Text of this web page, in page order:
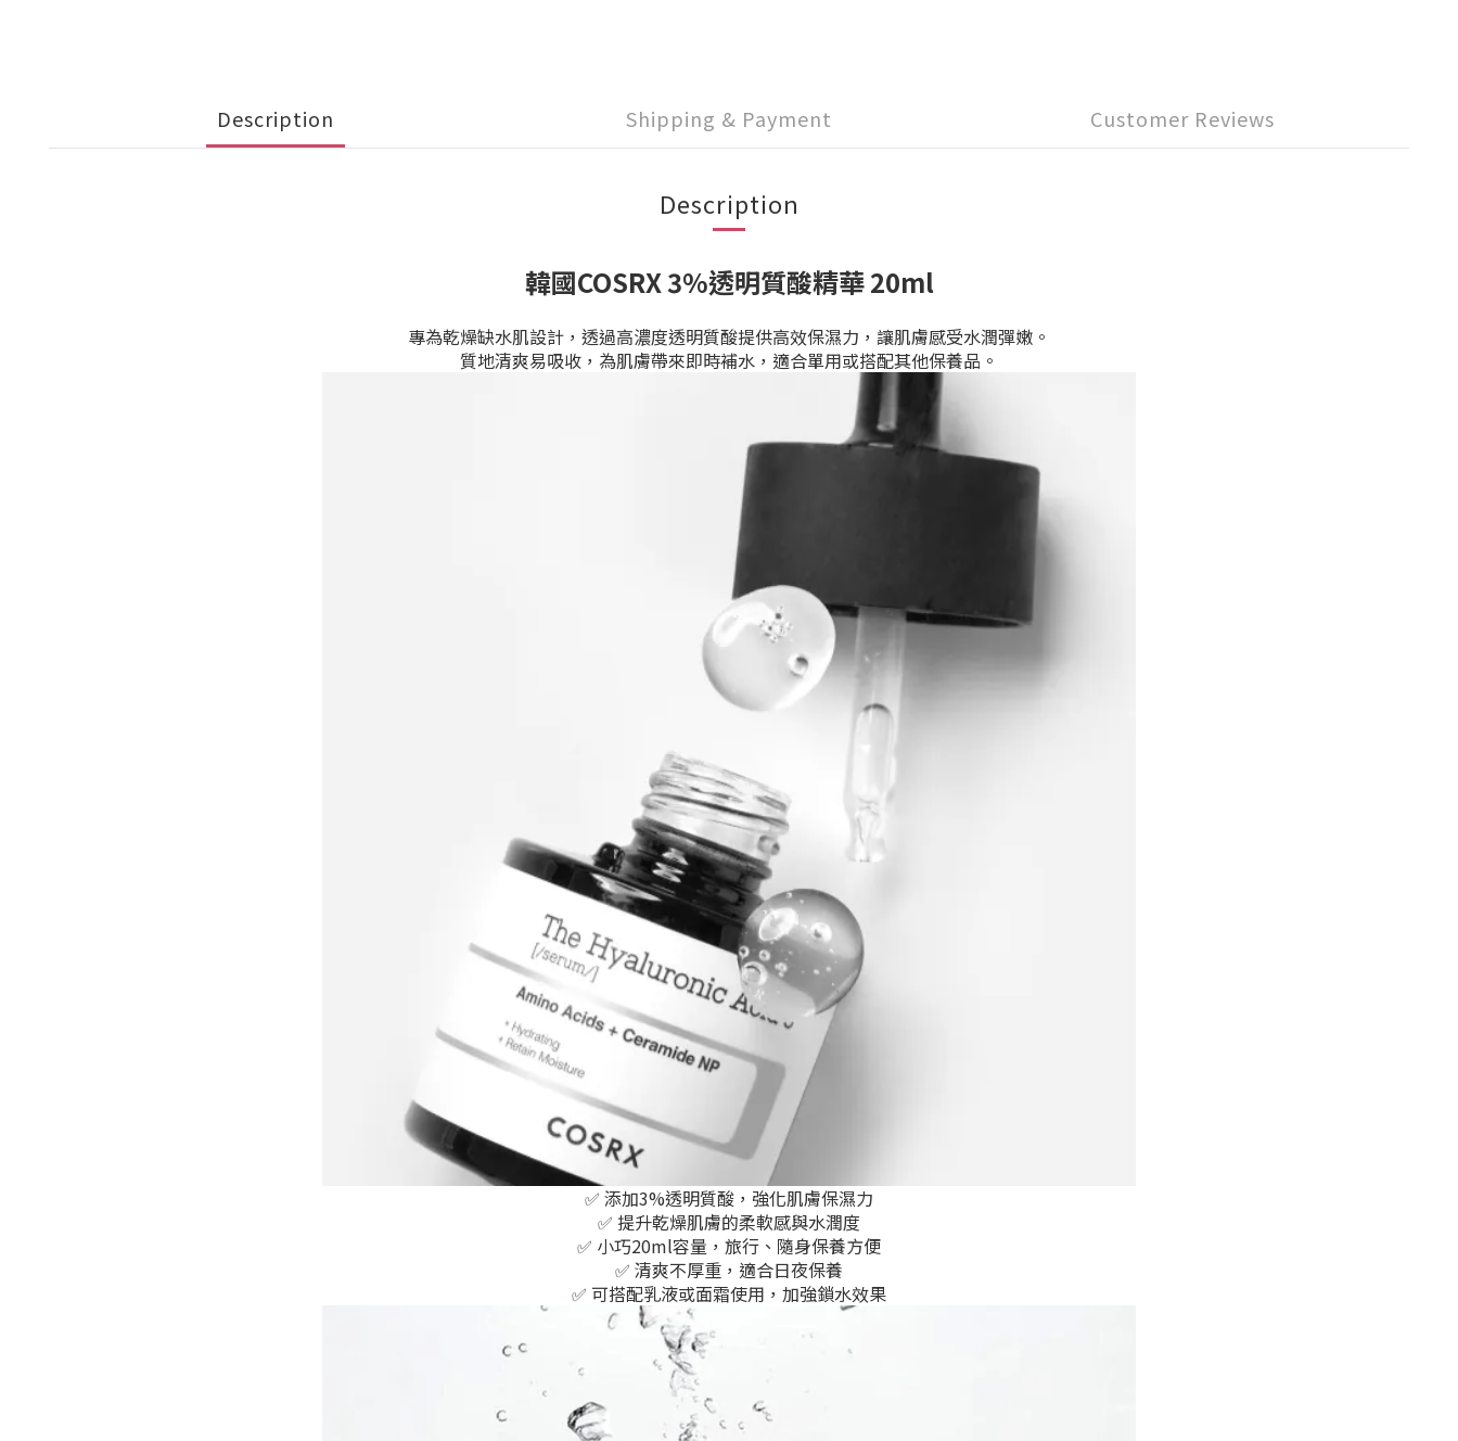
Description Shipping & Payment Customer Reviews
Description
韓國COSRX 3%透明質酸精華 20ml
專為乾燥缺水肌設計，透過高濃度透明質酸提供高效保濕力，讓肌膚感受水潤彈嫩。
質地清爽易吸收，為肌膚帶來即時補水，適合單用或搭配其他保養品。
✅ 添加3%透明質酸，強化肌膚保濕力
✅ 提升乾燥肌膚的柔軟感與水潤度
✅ 小巧20ml容量，旅行、隨身保養方便
✅ 清爽不厚重，適合日夜保養
✅ 可搭配乳液或面霜使用，加強鎖水效果